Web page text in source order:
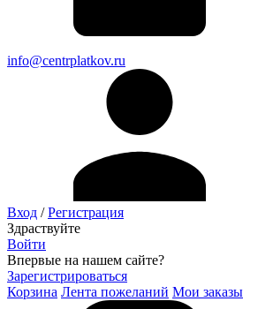
info@centrplatkov.ru
Вход /Регистрация
Здраствуйте
Войти
Впервые на нашем сайте?
Зарегистрироваться
Корзина Лента пожеланий Мои заказы